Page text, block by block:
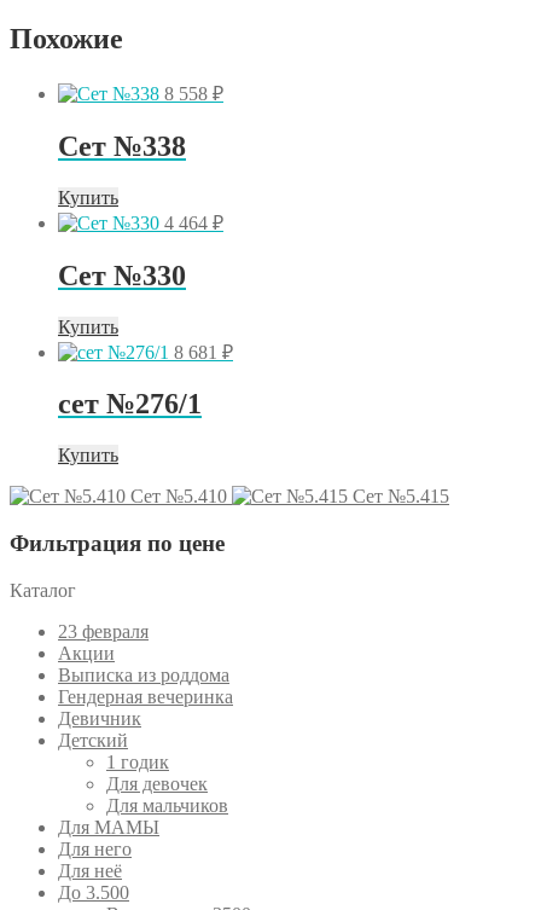
Похожие
8 558 ₽
Сет №338
Купить
4 464 ₽
Сет №330
Купить
8 681 ₽
сет №276/1
Купить
Сет №5.410
Сет №5.415
Фильтрация по цене
Каталог
23 февраля
Акции
Выписка из роддома
Гендерная вечеринка
Девичник
Детский
1 годик
Для девочек
Для мальчиков
Для МАМЫ
Для него
Для неё
До 3.500